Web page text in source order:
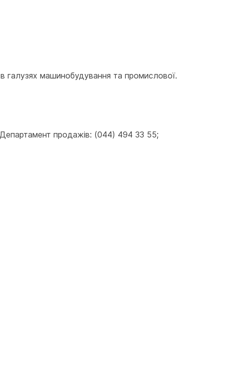
галузях машинобудування та промислової.
продажів: (044) 494 33 55;